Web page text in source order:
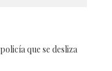
que se desliza